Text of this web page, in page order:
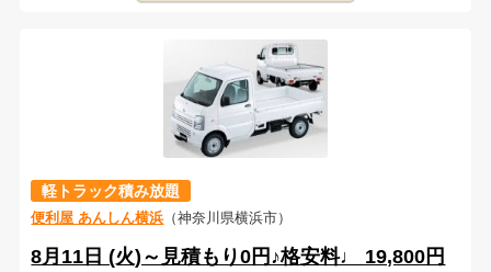
軽トラック積み放題
便利屋 あんしん横浜 （神奈川県横浜市）
8月11日 (火)～見積もり0円♪格安料♩ 19,800円